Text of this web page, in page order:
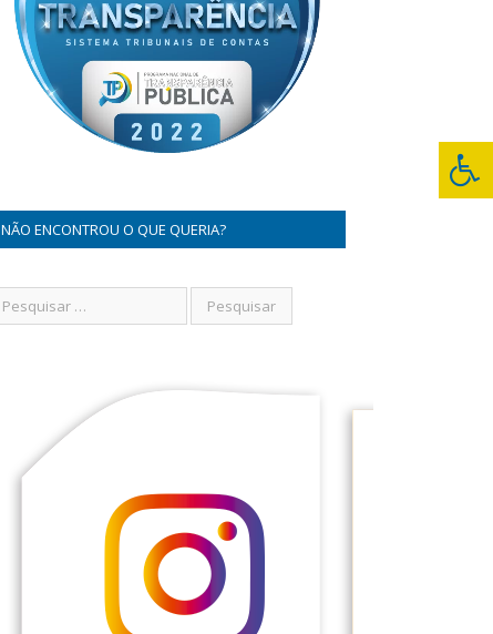
NÃO ENCONTROU O QUE QUERIA?